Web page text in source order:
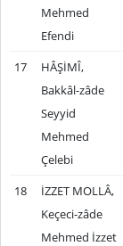
Mehmed
Efendi
17
HÂŞİMÎ,
Bakkâl-zâde
Seyyid
Mehmed
Çelebi
18
İZZET MOLLÂ,
Keçeci-zâde
Mehmed İzzet